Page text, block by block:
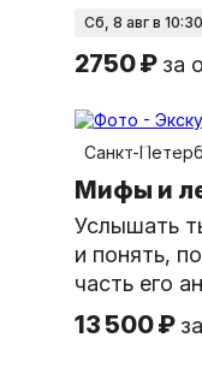
сб, 8 авг в 10:30
2750 ₽ за
Санкт-
Мифы и
Услышать
и понять,
часть его
13 500 ₽